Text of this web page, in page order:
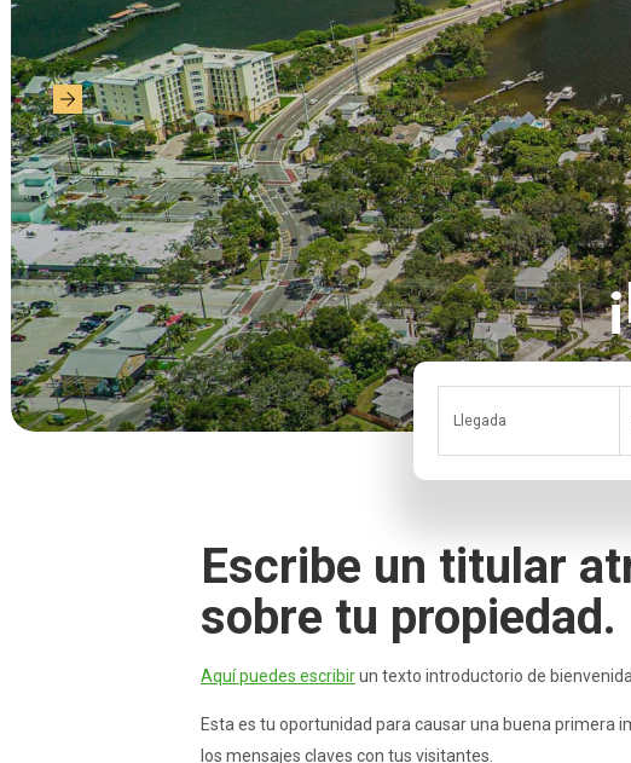
Llegada
Escribe un titular
sobre tu propiedad.
Aquí puedes escribirun texto introductorio de
Esta es tu oportunidad para causar una buena primera
los mensajes claves con tus visitantes.